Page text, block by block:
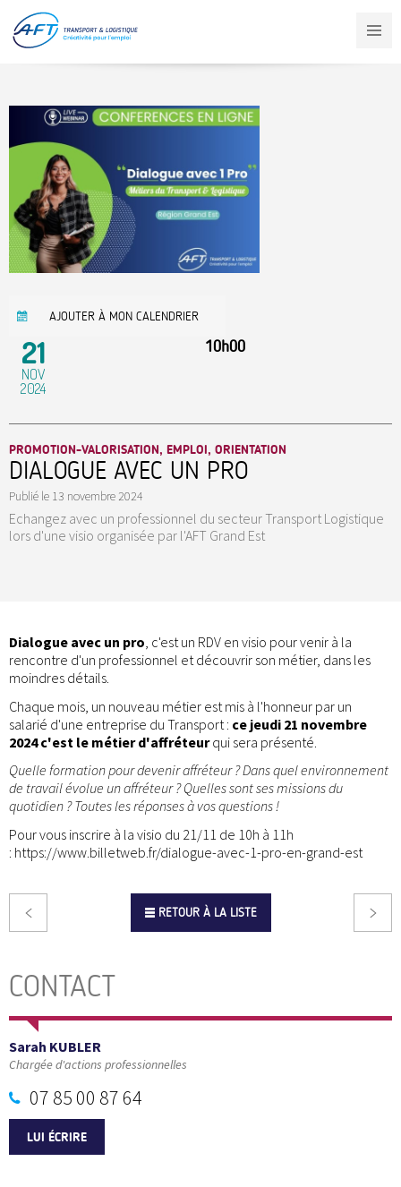
contenu
principal
AJOUTER À MON CALENDRIER
21
NOV
2024
10h00
PROMOTION-VALORISATION, EMPLOI, ORIENTATION
DIALOGUE AVEC UN PRO
Publié le 13 novembre 2024
Echangez avec un professionnel du secteur Transport Logistique
lors d'une visio organisée par l'AFT Grand Est
Dialogue avec un pro, c'est un RDV en visio pour venir à la
rencontre d'un professionnel et découvrir son métier, dans les
moindres détails.
Chaque mois, un nouveau métier est mis à l'honneur par un
salarié d'une entreprise du Transport : ce jeudi 21 novembre
2024 c'est le métier d'affréteurqui sera présenté.
Quelle formation pour devenir affréteur ? Dans quel environnement
de travail évolue un affréteur ? Quelles sont ses missions du
quotidien ? Toutes les réponses à vos questions !
Pour vous inscrire à la visio du 21/11 de 10h à 11h
: https://www.billetweb.fr/dialogue-avec-1-pro-en-grand-est
RETOUR À LA LISTE
CONTACT
Sarah KUBLER
Chargée d'actions professionnelles
07 85 00 87 64
LUI ÉCRIRE